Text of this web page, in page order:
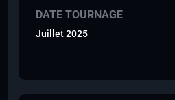
DATE TOURNAGE
Juillet 2025